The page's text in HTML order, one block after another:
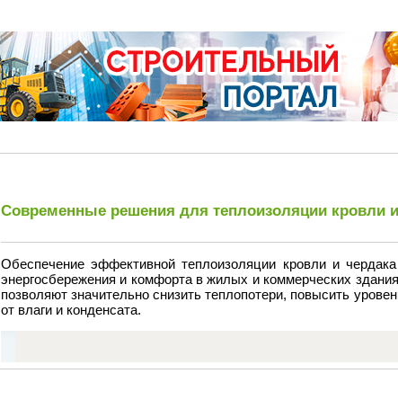
Современные решения для теплоизоляции кровли
Обеспечение эффективной теплоизоляции кровли и
энергосбережения и комфорта в жилых и коммерческих
позволяют значительно снизить теплопотери, повысить
от влаги и конденсата.